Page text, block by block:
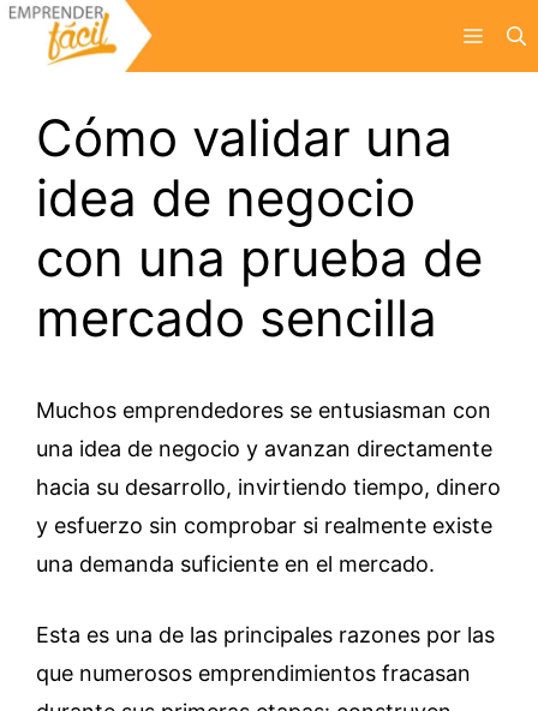
Saltar
Menú
Cómo validar una
idea de negocio
con una prueba de
mercado sencilla
Muchos emprendedores se entusiasman con
una idea de negocio y avanzan directamente
hacia su desarrollo, invirtiendo tiempo, dinero
y esfuerzo sin comprobar si realmente existe
una demanda suficiente en el mercado.
Esta es una de las principales razones por las
que numerosos emprendimientos fracasan